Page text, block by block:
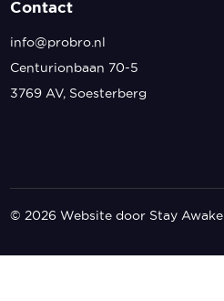
Contact
info@probro.nl
Centurionbaan 70-5
3769 AV, Soesterberg
© 2026 Website door Stay Awake